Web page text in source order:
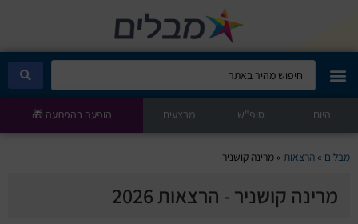
מבלים קלאב
הופעות היום
סטנדאפ
היום סופ"ש מבצעים הופעה בהפתעה 🎁
מבלים »הרצאות »מרינה קושניר
מרינה קושניר - הרצאות 2026